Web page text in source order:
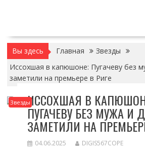
Вы здесь Главная
Звезды
Иссохшая в капюшоне: Пугачеву без
заметили на премьере в Риге
ЗвездыИССОХШАЯ В
ПУГАЧЕВУ БЕЗ МУЖА И
ЗАМЕТИЛИ НА
04.06.2025 DIGIS567COPE